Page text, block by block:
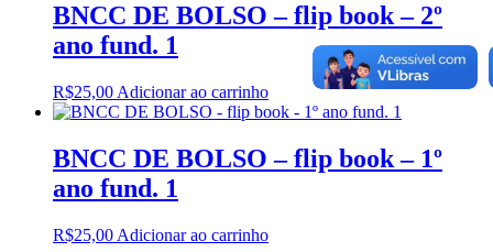
BNCC DE BOLSO – flip book – 2º
ano fund. 1
R$25,00 Adicionar ao carrinho
BNCC DE BOLSO – flip book – 1º
ano fund. 1
R$25,00 Adicionar ao carrinho